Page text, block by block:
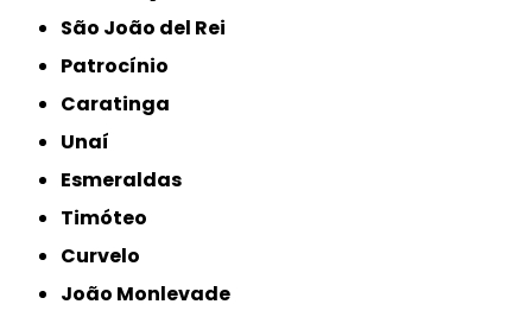
São João del Rei
Patrocínio
Caratinga
Unaí
Esmeraldas
Timóteo
Curvelo
João Monlevade